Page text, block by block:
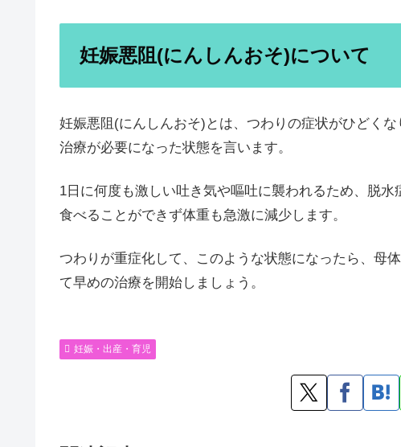
妊娠悪阻(にんしんおそ)について
妊娠悪阻(にんしんおそ)とは、つわりの症状がひどく
治療が必要になった状態を言います。
1日に何度も激しい吐き気や嘔吐に襲われるため、脱水
食べることができず体重も急激に減少します。
つわりが重症化して、このような状態になったら、母
て早めの治療を開始しましょう。
妊娠・出産・育児